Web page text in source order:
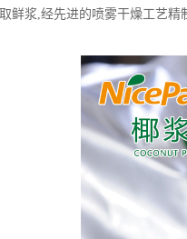
鲜浆,经先进的喷雾干燥工艺